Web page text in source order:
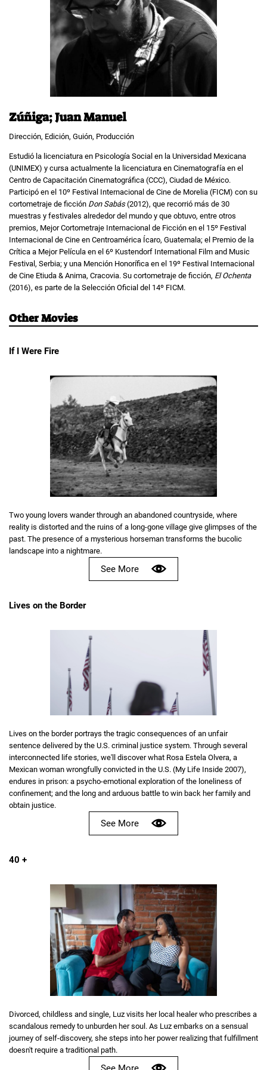
Zúñiga; Juan Manuel
Dirección, Edición, Guión, Producción
Estudió la licenciatura en Psicología Social en la Universidad Mexicana
(UNIMEX) y cursa actualmente la licenciatura en Cinematografía en el
Centro de Capacitación Cinematográfica (CCC), Ciudad de México.
Participó en el 10º Festival Internacional de Cine de Morelia (FICM) con su
cortometraje de ficción Don Sabás(2012), que recorrió más de 30
muestras y festivales alrededor del mundo y que obtuvo, entre otros
premios, Mejor Cortometraje Internacional de Ficción en el 15º Festival
Internacional de Cine en Centroamérica Ícaro, Guatemala; el Premio de la
Crítica a Mejor Película en el 6º Kustendorf International Film and Music
Festival, Serbia; y una Mención Honorífica en el 19º Festival Internacional
de Cine Etiuda & Anima, Cracovia. Su cortometraje de ficción, El Ochenta
(2016), es parte de la Selección Oficial del 14º FICM.
Other Movies
If I Were Fire
Two young lovers wander through an abandoned countryside, where
reality is distorted and the ruins of a long-gone village give glimpses of the
past. The presence of a mysterious horseman transforms the bucolic
landscape into a nightmare.
See More
Lives on the Border
Lives on the border portrays the tragic consequences of an unfair
sentence delivered by the U.S. criminal justice system. Through several
interconnected life stories, we'll discover what Rosa Estela Olvera, a
Mexican woman wrongfully convicted in the U.S. (My Life Inside 2007),
endures in prison: a psycho-emotional exploration of the loneliness of
confinement; and the long and arduous battle to win back her family and
obtain justice.
See More
40 +
Divorced, childless and single, Luz visits her local healer who prescribes a
scandalous remedy to unburden her soul. As Luz embarks on a sensual
journey of self-discovery, she steps into her power realizing that fulfillment
doesn't require a traditional path.